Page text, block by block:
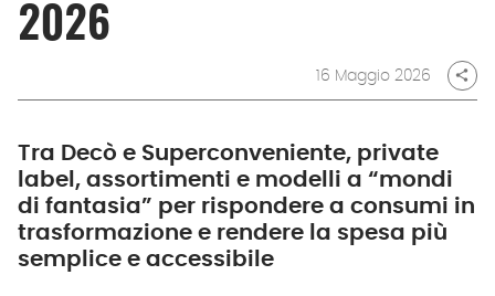
2026
16 Maggio 2026 share
Tra Decò e Superconveniente, private
label, assortimenti e modelli a “mondi
di fantasia” per rispondere a consumi in
trasformazione e rendere la spesa più
semplice e accessibile